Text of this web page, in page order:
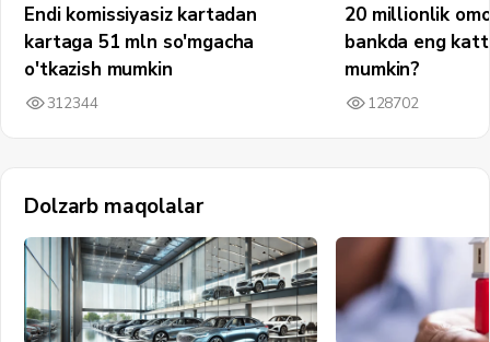
Endi komissiyasiz kartadan
kartaga 51 mln so'mgacha
o'tkazish mumkin
312344
20 millionlik
bankda eng
mumkin?
128702
Dolzarb maqolalar